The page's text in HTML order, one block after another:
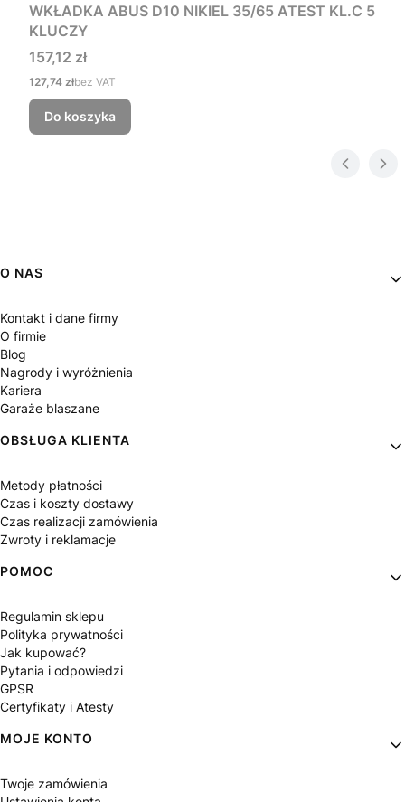
WKŁADKA ABUS D10 NIKIEL 35/65 ATEST KL.C 5
KLUCZY
Cena
157,12 zł
Cena
127,74 złbez VAT
Do koszyka
Linki w stopce
O NAS
Kontakt i dane firmy
O firmie
Blog
Nagrody i wyróżnienia
Kariera
Garaże blaszane
OBSŁUGA KLIENTA
Metody płatności
Czas i koszty dostawy
Czas realizacji zamówienia
Zwroty i reklamacje
POMOC
Regulamin sklepu
Polityka prywatności
Jak kupować?
Pytania i odpowiedzi
GPSR
Certyfikaty i Atesty
MOJE KONTO
Twoje zamówienia